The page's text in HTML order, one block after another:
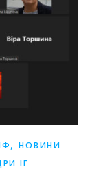
,НОВИНИ
ІГ